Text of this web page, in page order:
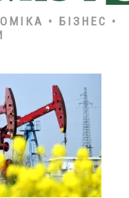
• БІЗНЕС •